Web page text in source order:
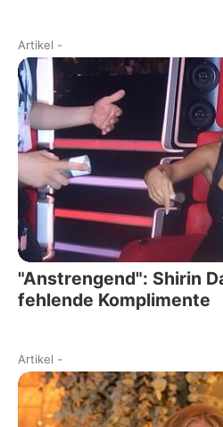
Artikel -
"Anstrengend": Shirin
fehlende Komplimente
Artikel -